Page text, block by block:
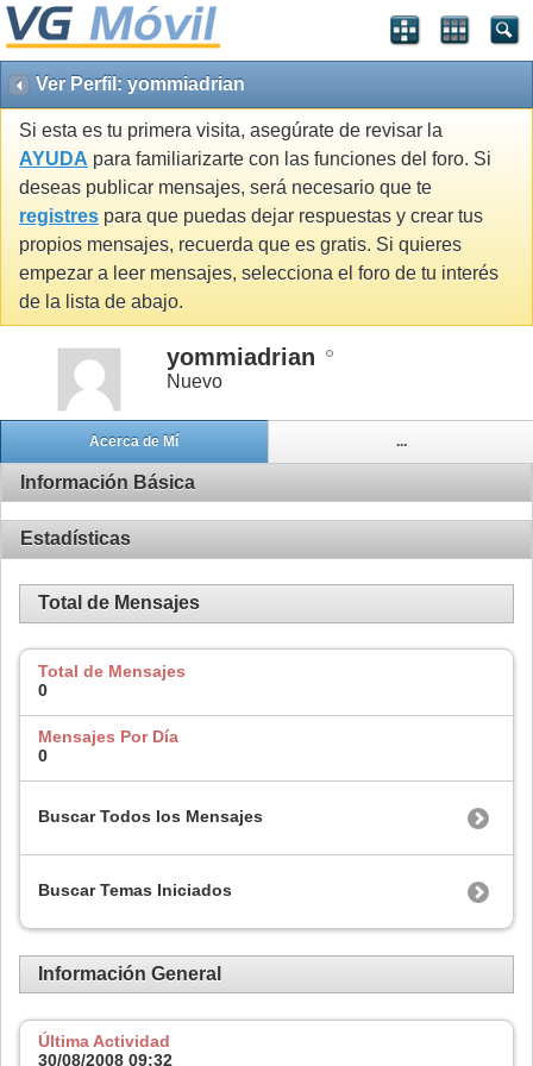
Ver Perfil: yommiadrian
Si esta es tu primera visita, asegúrate de revisar la
AYUDA para familiarizarte con las funciones del foro. Si
deseas publicar mensajes, será necesario que te
registres para que puedas dejar respuestas y crear tus
propios mensajes, recuerda que es gratis. Si quieres
empezar a leer mensajes, selecciona el foro de tu interés
de la lista de abajo.
yommiadrian
Nuevo
Acerca de Mí ...
Información Básica
Estadísticas
Total de Mensajes
Total de Mensajes
0
Mensajes Por Día
0
Buscar Todos los Mensajes
Buscar Temas Iniciados
Información General
Última Actividad
30/08/2008 09:32